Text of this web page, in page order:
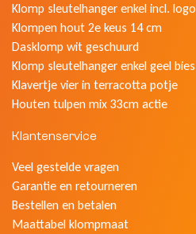
Klomp sleutelhanger enkel incl. logo
Klompen hout 2e keus 14 cm
Dasklomp wit geschuurd
Klomp sleutelhanger enkel geel bies
Klavertje vier in terracotta potje
Houten tulpen mix 33cm actie
Klantenservice
Veel gestelde vragen
Garantie en retourneren
Bestellen en betalen
Maattabel klompmaat